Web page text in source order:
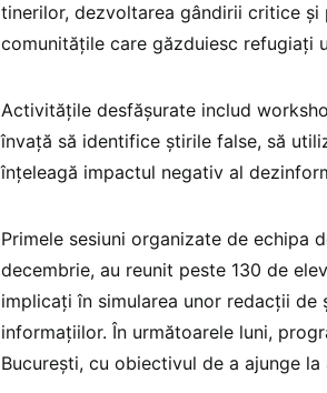
tinerilor, dezvoltarea gândirii critice
comunitățile care găzduiesc refugiați
Activitățile desfășurate includ
învață să identifice știrile false, să
înțeleagă impactul negativ al
Primele sesiuni organizate de echipa
decembrie, au reunit peste 130 de
implicați în simularea unor redacții de
informațiilor. În următoarele luni,
București, cu obiectivul de a ajunge